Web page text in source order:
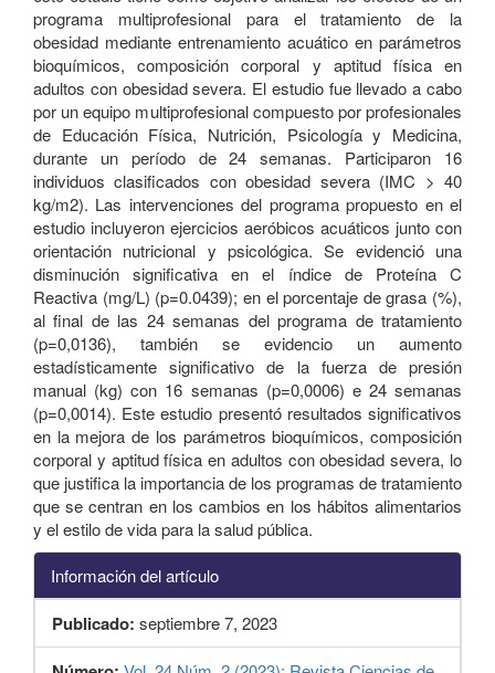
programa multiprofesional para el tratamiento de la
obesidad mediante entrenamiento acuático en parámetros
bioquímicos, composición corporal y aptitud física en
adultos con obesidad severa. El estudio fue llevado a cabo
por un equipo multiprofesional compuesto por profesionales
de Educación Física, Nutrición, Psicología y Medicina,
durante un período de 24 semanas. Participaron 16
individuos clasificados con obesidad severa (IMC > 40
kg/m2). Las intervenciones del programa propuesto en el
estudio incluyeron ejercicios aeróbicos acuáticos junto con
orientación nutricional y psicológica. Se evidenció una
disminución significativa en el índice de Proteína C
Reactiva (mg/L) (p=0.0439); en el porcentaje de grasa (%),
al final de las 24 semanas del programa de tratamiento
(p=0,0136), también se evidencio un aumento
estadísticamente significativo de la fuerza de presión
manual (kg) con 16 semanas (p=0,0006) e 24 semanas
(p=0,0014). Este estudio presentó resultados significativos
en la mejora de los parámetros bioquímicos, composición
corporal y aptitud física en adultos con obesidad severa, lo
que justifica la importancia de los programas de tratamiento
que se centran en los cambios en los hábitos alimentarios
y el estilo de vida para la salud pública.
Información del artículo
Publicado: septiembre 7, 2023